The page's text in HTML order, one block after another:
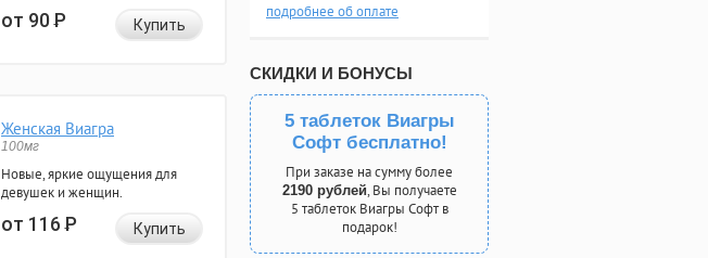
от 90Р Купить
Женская Виагра
100мг
Новые, яркие ощущения для
девушек и женщин.
от 116Р Купить
подробнее об оплате
СКИДКИ И БОНУСЫ
5 таблеток Виагры
Софт бесплатно!
При заказе на сумму более
2190 рублей, Вы получаете
5 таблеток Виагры Софт в
подарок!